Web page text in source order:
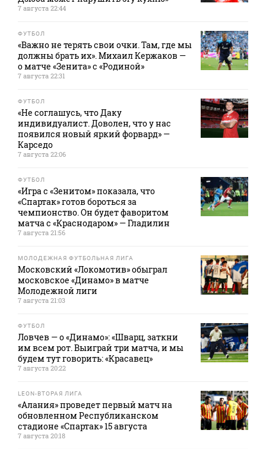
7 августа 22:44
ФУТБОЛ
«Важно не терять свои очки. Там, где мы
должны брать их». Михаил Кержаков —
о матче «Зенита» с «Родиной»
7 августа 22:31
ФУТБОЛ
«Не соглашусь, что Даку
индивидуалист. Доволен, что у нас
появился новый яркий форвард» —
Карседо
7 августа 22:06
ФУТБОЛ
«Игра с «Зенитом» показала, что
«Спартак» готов бороться за
чемпионство. Он будет фаворитом
матча с «Краснодаром» — Гладилин
7 августа 21:56
МОЛОДЕЖНАЯ ФУТБОЛЬНАЯ ЛИГА
Московский «Локомотив» обыграл
московское «Динамо» в матче
Молодежной лиги
7 августа 21:03
ФУТБОЛ
Ловчев — о «Динамо»: «Шварц, заткни
им всем рот. Выиграй три матча, и мы
будем тут говорить: «Красавец»
7 августа 20:22
LEON-ВТОРАЯ ЛИГА
«Алания» проведет первый матч на
обновленном Республиканском
стадионе «Спартак» 15 августа
7 августа 20:18